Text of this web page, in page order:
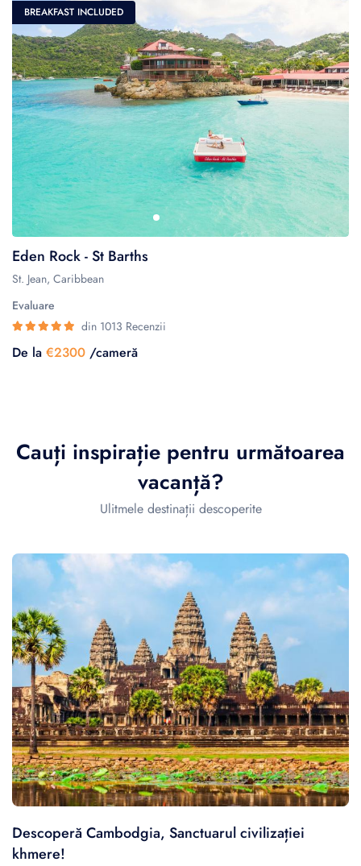
BREAKFAST INCLUDED
Eden Rock - St Barths
St. Jean, Caribbean
Evaluare
din 1013 Recenzii
De la €2300 /cameră
Cauți inspirație pentru următoarea
vacanță?
Ulitmele destinații descoperite
Descoperă Cambodgia, Sanctuarul civilizației
khmere!